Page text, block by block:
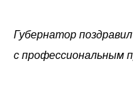
Губернатор
с профессиональным